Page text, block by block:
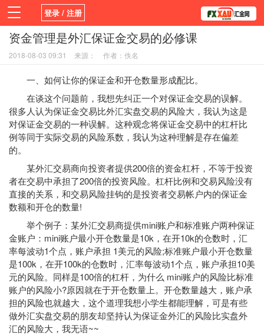
登录 / 注册
首页 新闻 观点 货币
平台
指标EA 书籍
资金管理是外汇保证金交易的必修课
2018-08-03 09:31 来源： 作者：佚名
一、如何让你的保证金和开仓数量形成配比。
在谈这个问题前，我想先纠正一个对保证金交易的误解。
很多人认为保证金交易比外汇实盘交易的风险大，我认为这是
对保证金交易的一种误解。这种观念将保证金交易中的杠杆比
例等同于实际交易的风险系数，我认为这种理解是存在偏差
的。
某外汇交易商向投资者提供200倍的资金杠杆，不等于投资
者在交易中承担了200倍的投资风险。杠杆比例和交易风险没有
直接的关系，和交易风险挂钩的是投资者交易帐户内的保证金
数额和开仓的数量!
举个例子：某外汇交易商提供mini账户和标准账户两种保证
金账户：mini账户最小开仓数量是10k，在开10k的仓数时，汇
率每波动1个点，账户承担 1美元的风险;标准账户最小开仓数量
是100k，在开100k的仓数时，汇率每波动1个点，账户承担10美
元的风险。同样是100倍的杠杆，为什么 mini账户的风险比标准
账户的风险小?原因就在于开仓数量上。开仓数量越大，账户承
担的风险也就越大，这个道理我想小学生都能理解，可是有些
做外汇实盘交易的朋友却坚持认为保证金外汇的风险比实盘外
汇的风险大，我无语~~